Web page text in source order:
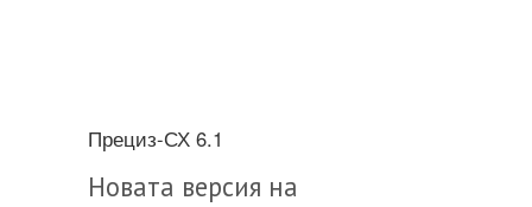
Прециз-СХ 6.1
Новата версия на